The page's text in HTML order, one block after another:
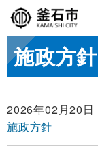
施政方針
2026年02月20日
施政方針